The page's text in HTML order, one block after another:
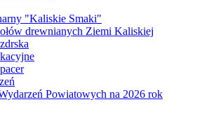
"Kaliskie Smaki"
drewnianych Ziemi Kaliskiej
Powiatowych na 2026 rok